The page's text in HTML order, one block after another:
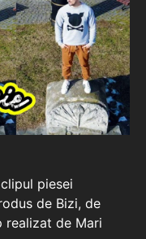
piesei
de Bizi, de
realizat de Mari